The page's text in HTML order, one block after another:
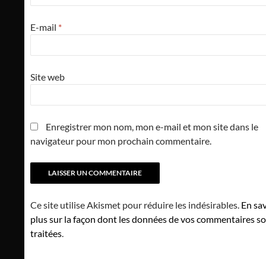
E-mail *
Site web
Enregistrer mon nom, mon e-mail et mon site dans le
navigateur pour mon prochain commentaire.
Ce site utilise Akismet pour réduire les indésirables. En
plus sur la façon dont les données de vos commentaires
traitées